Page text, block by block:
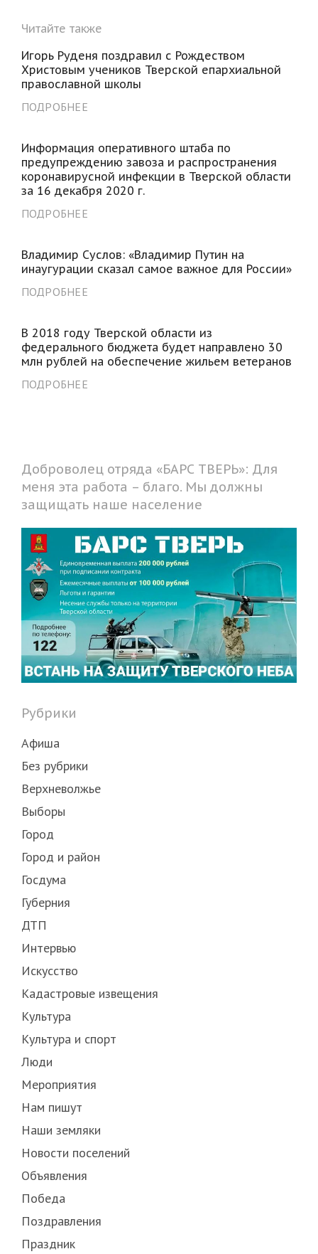
Читайте также
Игорь Руденя поздравил с Рождеством
Христовым учеников Тверской епархиальной
православной школы
ПОДРОБНЕЕ
Информация оперативного штаба по
предупреждению завоза и распространения
коронавирусной инфекции в Тверской области
за 16 декабря 2020 г.
ПОДРОБНЕЕ
Владимир Суслов: «Владимир Путин на
инаугурации сказал самое важное для России»
ПОДРОБНЕЕ
В 2018 году Тверской области из
федерального бюджета будет направлено 30
млн рублей на обеспечение жильем ветеранов
ПОДРОБНЕЕ
Доброволец отряда «БАРС ТВЕРЬ»: Для
меня эта работа – благо. Мы должны
защищать наше население
Рубрики
Афиша
Без рубрики
Верхневолжье
Выборы
Город
Город и район
Госдума
Губерния
ДТП
Интервью
Искусство
Кадастровые извещения
Культура
Культура и спорт
Люди
Мероприятия
Нам пишут
Наши земляки
Новости поселений
Объявления
Победа
Поздравления
Праздник